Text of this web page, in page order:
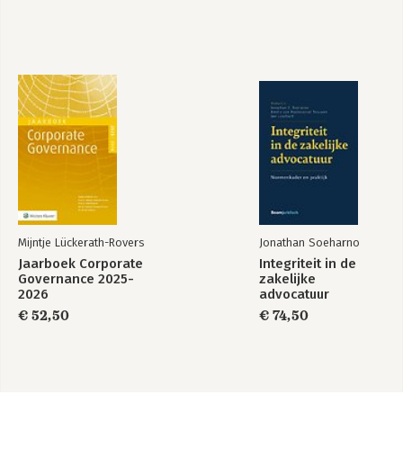
Mijntje Lückerath-Rovers
Jaarboek Corporate
Governance 2025-
2026
€ 52,50
Jonathan Soeharno
Integriteit in de
zakelijke
advocatuur
€ 74,50